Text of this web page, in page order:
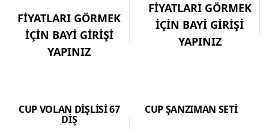
FİYATLARI GÖRMEK
İÇİN BAYİ GİRİŞİ
YAPINIZ
FİYATLARI GÖRMEK
İÇİN BAYİ GİRİŞİ
YAPINIZ
CUP VOLAN DİŞLİSİ 67
DİŞ
CUP ŞANZIMAN SETİ